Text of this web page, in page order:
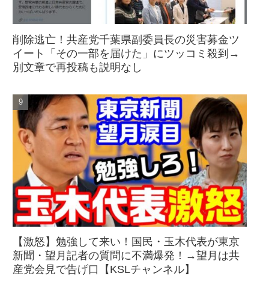
削除逃亡！共産党千葉県副委員長の災害募金ツ
イート「その一部を届けた」にツッコミ殺到→
別文章で再投稿も説明なし
【激怒】勉強して来い！国民・玉木代表が東京
新聞・望月記者の質問に不満爆発！→望月は共
産党会見で告げ口【KSLチャンネル】